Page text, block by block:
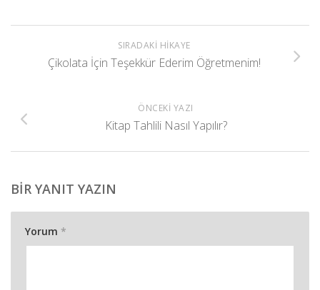
SIRADAKI HIKAYE
Çikolata İçin Teşekkür Ederim Öğretmenim!
ÖNCEKI YAZI
Kitap Tahlili Nasıl Yapılır?
BIR YANIT YAZIN
Yorum *